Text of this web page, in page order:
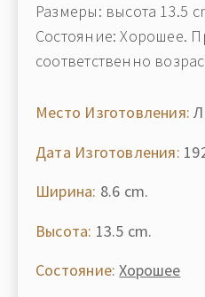
Размеры: высота 13.5
Состояние: Хорошее.
соответственно
Место Изготовления:
Дата Изготовления:
Ширина: 8.6 cm.
Высота: 13.5 cm.
Состояние: Хорошее